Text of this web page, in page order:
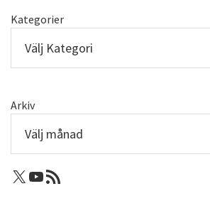
Kategorier
Arkiv
X: Femtejuli
Youtube
RSS-flöde